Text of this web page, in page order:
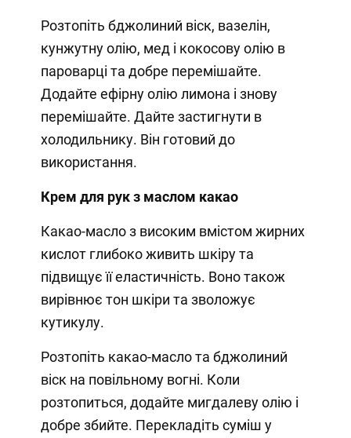
Розтопіть бджолиний віск, вазелін,
кунжутну олію, мед і кокосову олію в
пароварці та добре перемішайте.
Додайте ефірну олію лимона і знову
перемішайте. Дайте застигнути в
холодильнику. Він готовий до
використання.
Крем для рук з маслом какао
Какао-масло з високим вмістом жирних
кислот глибоко живить шкіру та
підвищує її еластичність. Воно також
вирівнює тон шкіри та зволожує
кутикулу.
Розтопіть какао-масло та бджолиний
віск на повільному вогні. Коли
розтопиться, додайте мигдалеву олію і
добре збийте. Перекладіть суміш у